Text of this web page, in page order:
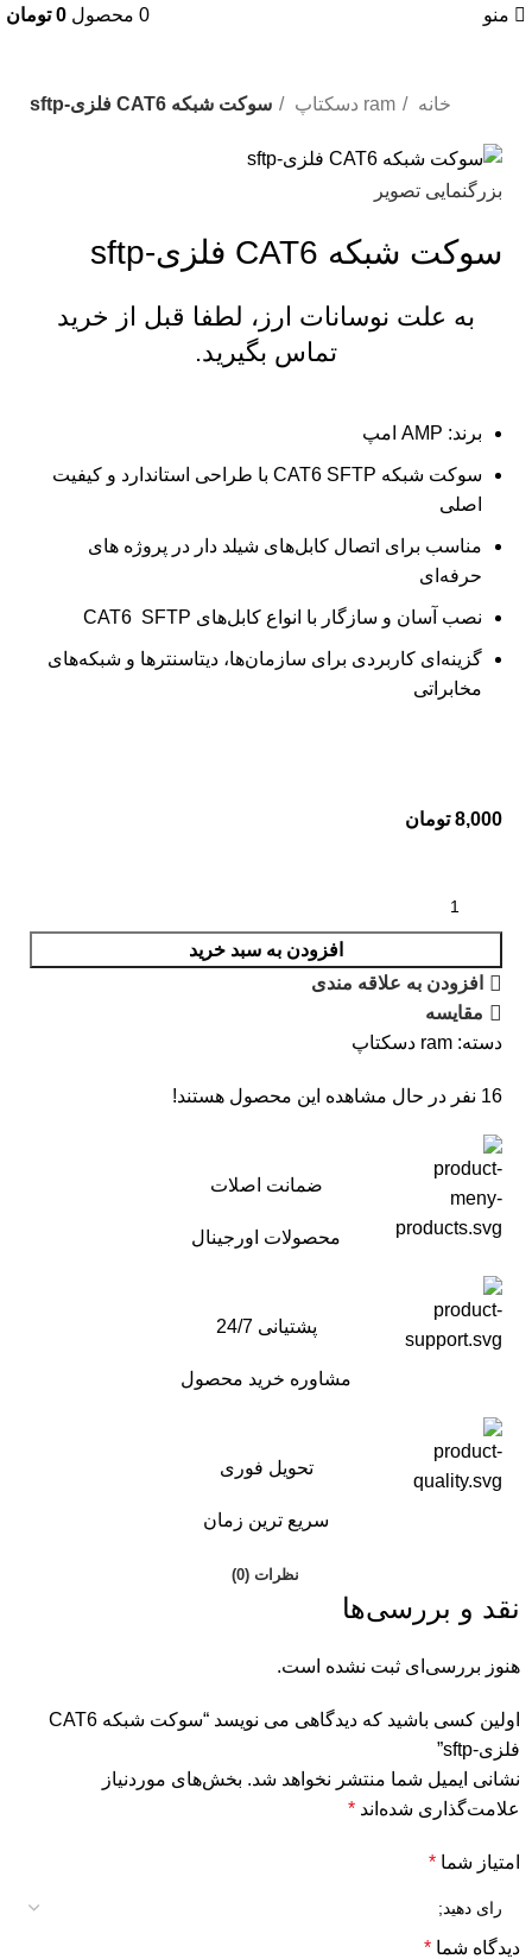
منو 0 محصول 0 تومان
خانه ram دسکتاپ سوکت شبکه CAT6 فلزی-sftp
بزرگنمایی تصویر
سوکت شبکه CAT6 فلزی-sftp
به علت نوسانات ارز، لطفا قبل از خرید
تماس بگیرید.
برند: AMP امپ
سوکت شبکه CAT6 SFTP با طراحی استاندارد و کیفیت
اصلی
مناسب برای اتصال کابل‌های شیلد دار در پروژه‌ های
حرفه‌ای
نصب آسان و سازگار با انواع کابل‌های CAT6 SFTP
گزینه‌ای کاربردی برای سازمان‌ها، دیتاسنترها و شبکه‌های
مخابراتی
8,000 تومان
افزودن به سبد خرید
افزودن به علاقه مندی
مقایسه
دسته: ram دسکتاپ
16 نفر در حال مشاهده این محصول هستند!
ضمانت اصلات
محصولات اورجینال
پشتیانی 24/7
مشاوره خرید محصول
تحویل فوری
سریع ترین زمان
نظرات (0)
نقد و بررسی‌ها
هنوز بررسی‌ای ثبت نشده است.
اولین کسی باشید که دیدگاهی می نویسد “سوکت شبکه CAT6
فلزی-sftp”
نشانی ایمیل شما منتشر نخواهد شد. بخش‌های موردنیاز
علامت‌گذاری شده‌اند*
امتیاز شما*
دیدگاه شما*